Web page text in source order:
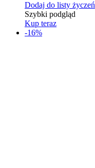
Dodaj do listy życzeń
Szybki podgląd
Kup teraz
-16%